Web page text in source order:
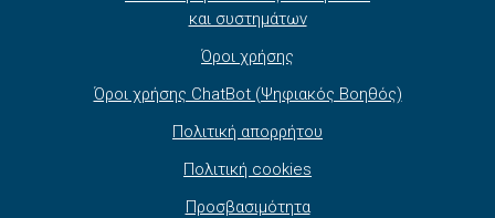
και συστημάτων
Όροι χρήσης
Όροι χρήσης ChatBot (Ψηφιακός Βοηθός)
Πολιτική απορρήτου
Πολιτική cookies
Προσβασιμότητα